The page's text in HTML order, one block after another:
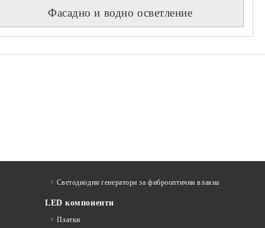
Фасадно и водно осветление
Светодиодни генератори за фиброоптични влакна
LED компоненти
Платки